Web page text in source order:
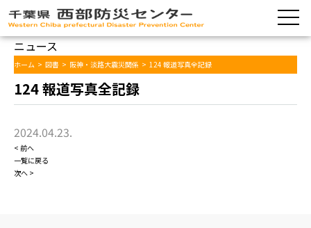
ニュース
ホーム > 図書 > 阪神・淡路大震災関係 > 124 報道写真全記録
124 報道写真全記録
2024.04.23.
< 前へ
一覧に戻る
次へ >